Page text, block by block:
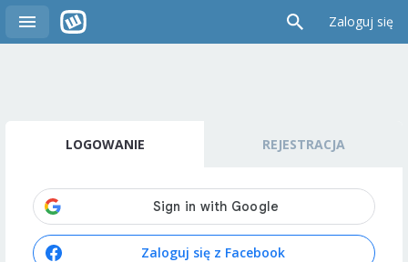
Zaloguj się
LOGOWANIE REJESTRACJA
Zaloguj się z Facebook